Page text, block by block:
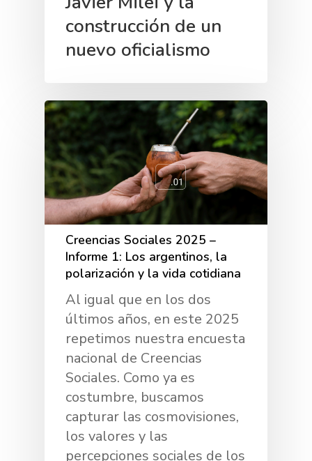
construcción de un
nuevo oficialismo
Creencias Sociales 2025 –
Informe 1: Los argentinos, la
polarización y la vida cotidiana
Al igual que en los dos
últimos años, en este 2025
repetimos nuestra encuesta
nacional de Creencias
Sociales. Como ya es
costumbre, buscamos
capturar las cosmovisiones,
los valores y las
percepciones sociales de los